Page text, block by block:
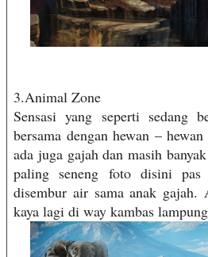
3.Animal Zone
Sensasi yang seperti sedang
bersama dengan hewan –
ada juga gajah dan masih
paling seneng foto disini
disembur air sama anak gajah.
kaya lagi di way kambas lampung